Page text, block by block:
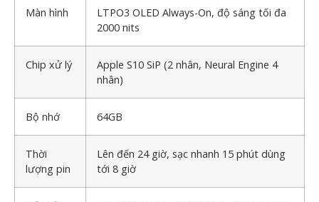
Màn hình
LTPO3 OLED Always-On, độ sáng tối đa
2000 nits
Chip xử lý
Apple S10 SiP (2 nhân, Neural Engine 4
nhân)
Bộ nhớ 64GB
Thời
lượng pin
Lên đến 24 giờ, sạc nhanh 15 phút dùng
tới 8 giờ